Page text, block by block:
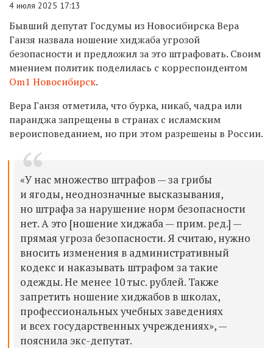
4 июля 2025 17:13
Бывший депутат Госдумы из Новосибирска Вера
Ганзя назвала ношение хиджаба угрозой
безопасности и предложил за это штрафовать. Своим
мнением политик поделилась с корреспондентом
Om1 Новосибирск.
Вера Ганзя отметила, что бурка, никаб, чадра или
паранджа запрещены в странах с исламским
вероисповеданием, но при этом разрешены в России.
«У нас множество штрафов — за грибы
и ягоды, неоднозначные высказывания,
но штрафа за нарушение норм безопасности
нет. А это [ношение хиджаба — прим. ред.] —
прямая угроза безопасности. Я считаю, нужно
вносить изменения в административный
кодекс и наказывать штрафом за такие
одежды. Не менее 10 тыс. рублей. Также
запретить ношение хиджабов в школах,
профессиональных учебных заведениях
и всех государственных учреждениях», —
пояснила экс-депутат.